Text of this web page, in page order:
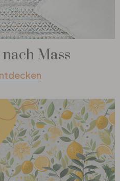
Mass